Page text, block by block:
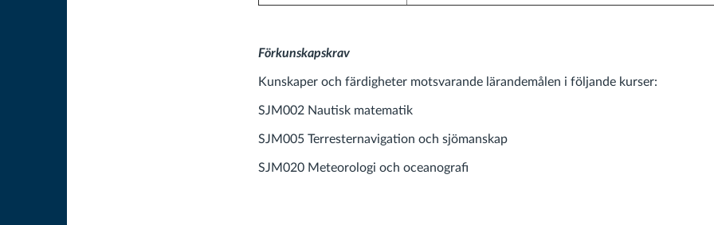
Förkunskapskrav
Kunskaper och färdigheter motsvarande lärandemålen i följande kurser:
SJM002 Nautisk matematik
SJM005 Terresternavigation och sjömanskap
SJM020 Meteorologi och oceanografi